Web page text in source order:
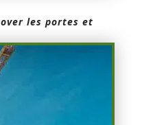
les portes et